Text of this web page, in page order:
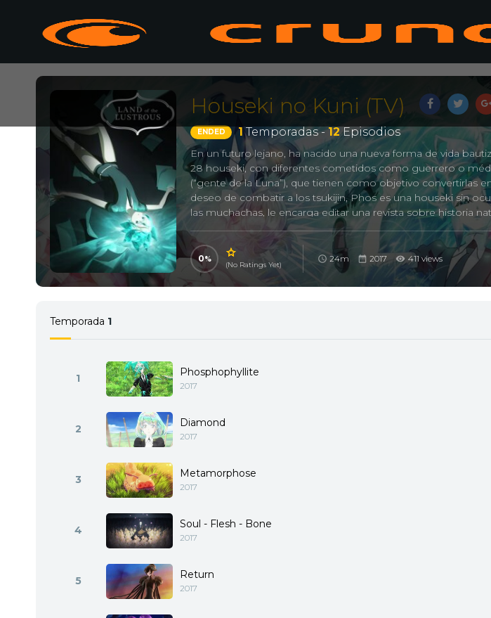
Houseki no Kuni (TV)
ENDED 1 Temporadas -12 Episodios
En un futuro lejano, ha nacido una nueva forma de vida
28 houseki, con diferentes cometidos como guerrero o
(“gente de la Luna”), que tienen como objetivo convertirlas
deseo de combatir a los tsukijin, Phos es una houseki sin
las muchachas, le encarga editar una revista sobre historia
Land of the Lustrous, 宝石の国
0
(No Ratings Yet)
24m 2017 411 views
Temporada 1
1 Phosphophyllite
2017
2 Diamond
2017
3 Metamorphose
2017
4 Soul - Flesh - Bone
2017
5 Return
2017